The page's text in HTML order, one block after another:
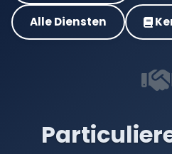
Alle Diensten